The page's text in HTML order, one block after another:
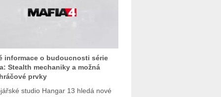
informace o budoucnosti série
Stealth mechaniky a možná
prvky
studio Hangar 13 hledá nové